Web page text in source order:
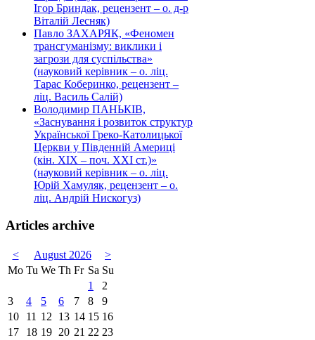
Ігор Бриндак, рецензент – о. д-р
Віталій Лесняк)
Павло ЗАХАРЯК, «Феномен
трансгуманізму: виклики і
загрози для суспільства»
(науковий керівник – о. ліц.
Тарас Коберинко, рецензент –
ліц. Василь Салій)
Володимир ПАНЬКІВ,
«Заснування і розвиток структур
Української Греко-Католицької
Церкви у Південній Америці
(кін. ХІХ – поч. ХХІ ст.)»
(науковий керівник – о. ліц.
Юрій Хамуляк, рецензент – о.
ліц. Андрій Нискогуз)
Articles archive
< August 2026
>
Mo Tu We Th Fr Sa Su
1
2
3
4 5 6 7 8
9
10
11 12 13 14 15 16
17
18 19 20 21 22 23